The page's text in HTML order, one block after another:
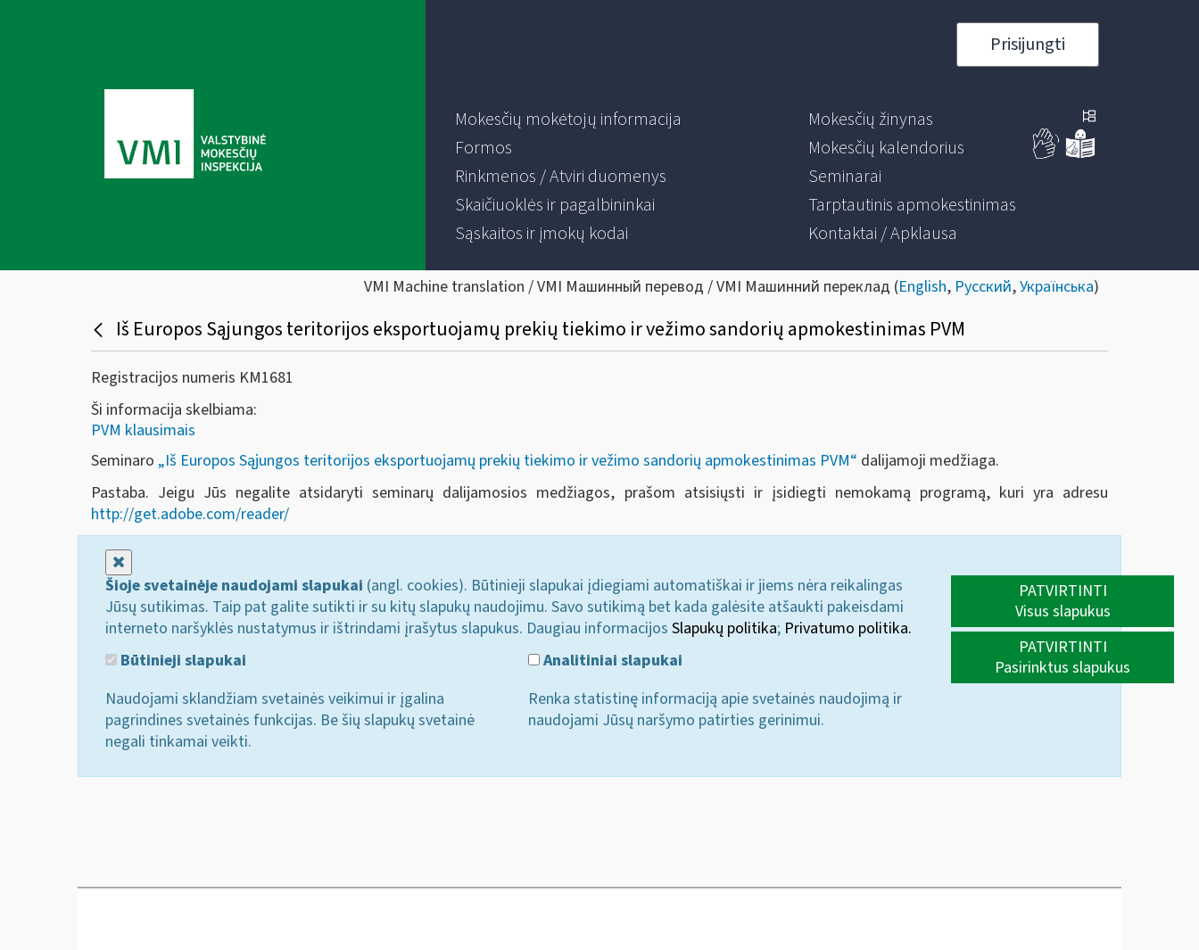
Prisijungti
Mokesčių mokėtojų informacija
Formos
Rinkmenos / Atviri duomenys
Skaičiuoklės ir pagalbininkai
Sąskaitos ir įmokų kodai
Mokesčių žinynas
Mokesčių kalendorius
Seminarai
Tarptautinis apmokestinimas
Kontaktai / Apklausa
VMI Machine translation / VMI Машинный перевод / VMI Машинний переклад (English, Русский,Українська)
Iš Europos Sąjungos teritorijos eksportuojamų prekių tiekimo ir vežimo sandorių apmokestinimas PVM
Registracijos numeris KM1681
Ši informacija skelbiama:
PVM klausimais
Seminaro „Iš Europos Sąjungos teritorijos eksportuojamų prekių tiekimo ir vežimo sandorių apmokestinimas PVM“ dalijamoji medžiaga.
Pastaba. Jeigu Jūs negalite atsidaryti seminarų dalijamosios medžiagos, prašom atsisiųsti ir įsidiegti nemokamą programą, kuri yra adresu
http://get.adobe.com/reader/
Šioje svetainėje naudojami slapukai (angl. cookies). Būtinieji slapukai įdiegiami automatiškai ir jiems nėra reikalingas
Jūsų sutikimas. Taip pat galite sutikti ir su kitų slapukų naudojimu. Savo sutikimą bet kada galėsite atšaukti pakeisdami
interneto naršyklės nustatymus ir ištrindami įrašytus slapukus. Daugiau informacijos Slapukų politika; Privatumo politika.
Būtinieji slapukai
Naudojami sklandžiam svetainės veikimui ir įgalina
pagrindines svetainės funkcijas. Be šių slapukų svetainė
negali tinkamai veikti.
Analitiniai slapukai
Renka statistinę informaciją apie svetainės naudojimą ir
naudojami Jūsų naršymo patirties gerinimui.
PATVIRTINTI
Visus slapukus
PATVIRTINTI
Pasirinktus slapukus